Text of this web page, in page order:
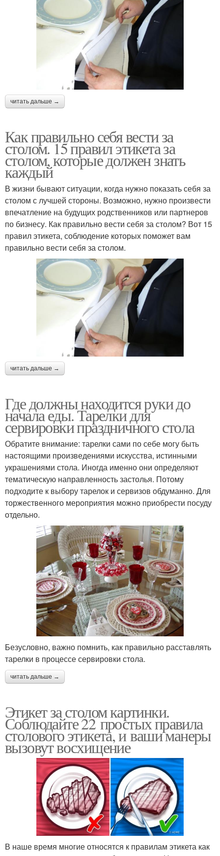
читать дальше →
Как правильно себя вести за
столом. 15 правил этикета за
столом, которые должен знать
каждый
В жизни бывают ситуации, когда нужно показать себя за
столом с лучшей стороны. Возможно, нужно произвести
впечатление на будущих родственников или партнеров
по бизнесу. Как правильно вести себя за столом? Вот 15
правил этикета, соблюдение которых поможет вам
правильно вести себя за столом.
читать дальше →
Где должны находится руки до
начала еды. Тарелки для
сервировки праздничного стола
Обратите внимание: тарелки сами по себе могу быть
настоящими произведениями искусства, истинными
украшениями стола. Иногда именно они определяют
тематическую направленность застолья. Потому
подходите к выбору тарелок и сервизов обдуманно. Для
торжественного мероприятия можно приобрести посуду
отдельно.
Безусловно, важно помнить, как правильно расставлять
тарелки в процессе сервировки стола.
читать дальше →
Этикет за столом картинки.
Соблюдайте 22 простых правила
столового этикета, и ваши манеры
вызовут восхищение
В наше время многие относятся к правилам этикета как